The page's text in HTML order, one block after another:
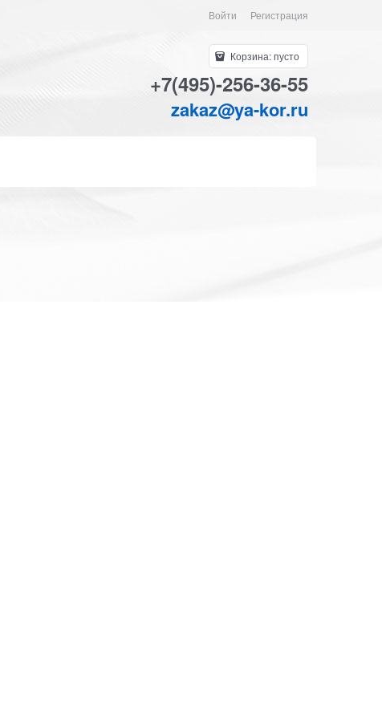
Войти Регистрация
Корзина:пусто
+7(495)-256-36-55
zakaz@ya-kor.ru